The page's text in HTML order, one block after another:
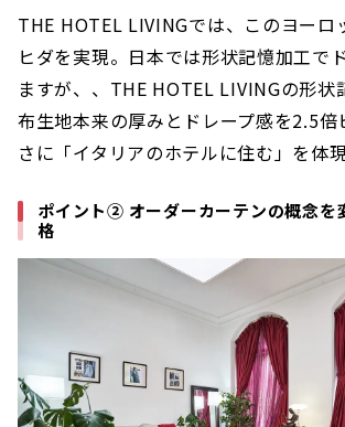
THE HOTEL LIVINGでは、このヨーロ
ヒダを実現。日本では形状記憶加工で
ますが、、THE HOTEL LIVINGの形状
布生地本来の厚みとドレープ感を2.5倍
さに「イタリアのホテルに住む」を体現
ポイント② オーダーカーテンの概念を
格